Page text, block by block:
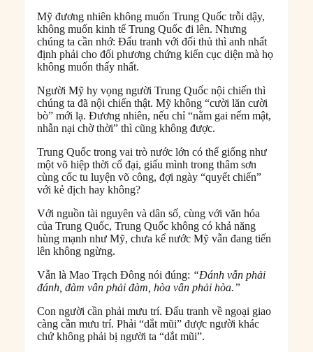
Mỹ đương nhiên không muốn Trung Quốc trỗi dậy,
không muốn kinh tế Trung Quốc đi lên. Nhưng
chúng ta cần nhớ: Đấu tranh với đối thủ thì anh nhất
định phải cho đối phương chứng kiến cục diện mà họ
không muốn thấy nhất.
Người Mỹ hy vọng người Trung Quốc nội chiến thì
chúng ta đã nội chiến thật. Mỹ không “cười lăn cười
bò” mới lạ. Đương nhiên, nếu chỉ “nằm gai nếm mật,
nhẫn nại chờ thời” thì cũng không được.
Trung Quốc trong vai trò nước lớn có thể giống như
một võ hiệp thời cổ đại, giấu mình trong thâm sơn
cùng cốc tu luyện võ công, đợi ngày “quyết chiến”
với kẻ địch hay không?
Với nguồn tài nguyên và dân số, cùng với văn hóa
của Trung Quốc, Trung Quốc không có khả năng
hùng mạnh như Mỹ, chưa kể nước Mỹ vẫn đang tiến
lên không ngừng.
Vẫn là Mao Trạch Đông nói đúng: “Đánh vẫn phải
đánh, đàm vẫn phải đàm, hòa vẫn phải hòa.”
Con người cần phải mưu trí. Đấu tranh về ngoại giao
càng cần mưu trí. Phải “dắt mũi” được người khác
chứ không phải bị người ta “dắt mũi”.